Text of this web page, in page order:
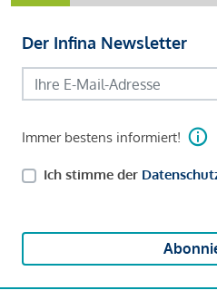
Der Infina Newsletter
Immer bestens informiert!
Ich stimme der